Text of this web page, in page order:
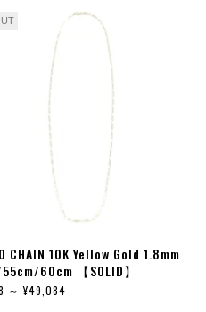
CHAIN 10K Yellow Gold 1.8mm
60cm 【SOLID】
～ ¥49,084